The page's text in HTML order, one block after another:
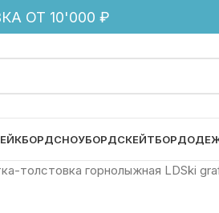
ОТ 10'000 ₽
СНОУБОРДСКЕЙТБОРД
толстовка горнолыжная LDSki